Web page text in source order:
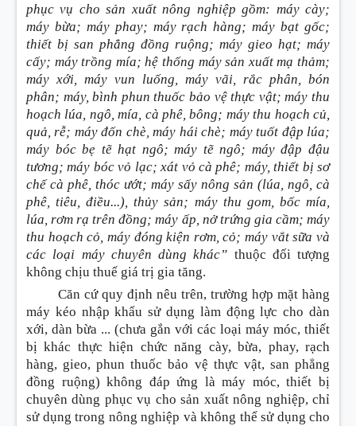
phục vụ cho sản xuất nông nghiệp gồm: máy cày;
máy bừa; máy phay; máy rạch hàng; máy bạt gốc;
thiết bị san phẳng đồng ruộng; máy gieo hạt; máy
cấy; máy trồng mía; hệ thống máy sản xuất mạ thảm;
máy xới, máy vun luống, máy vãi, rắc phân, bón
phân; máy, bình phun thuốc bảo vệ thực vật; máy thu
hoạch lúa, ngô, mía, cà phê, bông; máy thu hoạch củ,
quả, rễ; máy đốn chè, máy hái chè; máy tuốt đập lúa;
máy bóc bẹ tẽ hạt ngô; máy tẽ ngô; máy đập đậu
tương; máy bóc vỏ lạc; xát vỏ cà phê; máy, thiết bị sơ
chế cà phê, thóc ướt; máy sấy nông sản (lúa, ngô, cà
phê, tiêu, điều...), thủy sản; máy thu gom, bốc mía,
lúa, rơm rạ trên đồng; máy ấp, nở trứng gia cầm; máy
thu hoạch cỏ, máy đóng kiện rơm, cỏ; máy vắt sữa và
các loại máy chuyên dùng khác” thuộc đối tượng
không chịu thuế giá trị gia tăng.
Căn cứ quy định nêu trên, trường hợp mặt hàng
máy kéo nhập khẩu sử dụng làm động lực cho dàn
xới, dàn bừa ... (chưa gắn với các loại máy móc, thiết
bị khác thực hiện chức năng cày, bừa, phay, rạch
hàng, gieo, phun thuốc bảo vệ thực vật, san phẳng
đồng ruộng) không đáp ứng là máy móc, thiết bị
chuyên dùng phục vụ cho sản xuất nông nghiệp, chỉ
sử dụng trong nông nghiệp và không thể sử dụng cho